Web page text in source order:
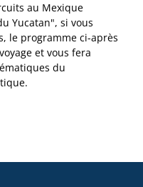
au Mexique
Yucatan", si vous
le programme ci-après
et vous fera
du